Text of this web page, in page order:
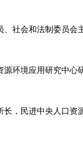
社会和法制委员会
环境应用研究中心
，民进中央人口资